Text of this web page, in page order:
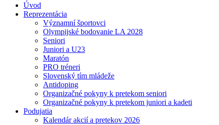
Úvod
Reprezentácia
Významní športovci
Olympijské bodovanie LA 2028
Seniori
Juniori a U23
Maratón
PRO tréneri
Slovenský tím mládeže
Antidoping
Organizačné pokyny k pretekom seniori
Organizačné pokyny k pretekom juniori a kadeti
Podujatia
Kalendár akcií a pretekov 2026